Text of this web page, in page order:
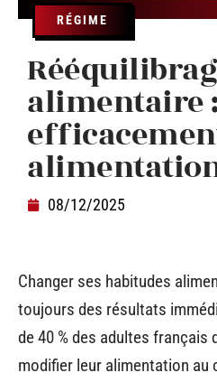
RÉGIME
alimentaire
08/12/2025
Changer ses habitudes
toujours des résultats
de 40 % des adultes
modifier leur alimentation au